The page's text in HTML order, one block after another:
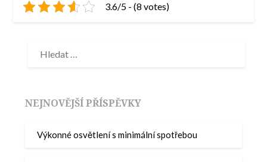
3.6/5 - (8 votes)
NEJNOVĚJŠÍ PŘÍSPĚVKY
Výkonné osvětlení s minimální spotřebou